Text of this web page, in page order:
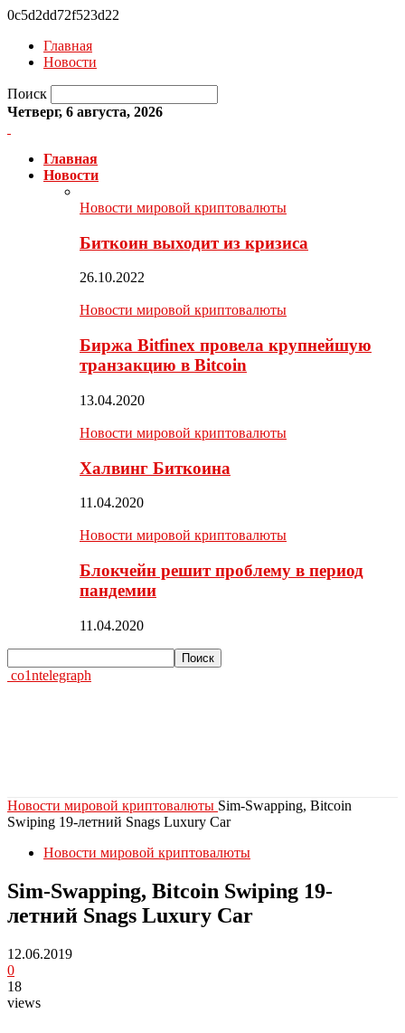
0c5d2dd72f523d22
Главная
Новости
Поиск
Четверг, 6 августа, 2026
Главная
Новости
Новости мировой криптовалюты
Биткоин выходит из кризиса
26.10.2022
Новости мировой криптовалюты
Биржа Bitfinex провела крупнейшую
транзакцию в Bitcoin
13.04.2020
Новости мировой криптовалюты
Халвинг Биткоина
11.04.2020
Новости мировой криптовалюты
Блокчейн решит проблему в период
пандемии
11.04.2020
co1ntelegraph
Новости мировой криптовалюты Sim-Swapping, Bitcoin
Swiping 19-летний Snags Luxury Car
Новости мировой криптовалюты
Sim-Swapping, Bitcoin Swiping 19-
летний Snags Luxury Car
12.06.2019
0
18
views